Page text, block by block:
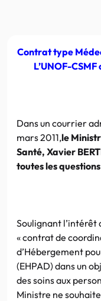
Contrat type
L’UNOF-
Dans un courrier
mars 2011,le
Santé, Xavier
toutes les
Soulignant l’intérêt
« contrat de
d’Hébergement
(EHPAD) dans un
des soins aux
Ministre ne